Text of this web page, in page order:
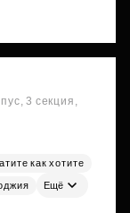
3 секция,
как хотите
Ещё